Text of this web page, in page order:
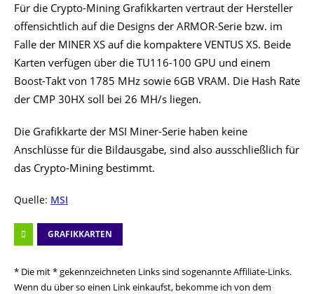
Für die Crypto-Mining Grafikkarten vertraut der Hersteller
offensichtlich auf die Designs der ARMOR-Serie bzw. im
Falle der MINER XS auf die kompaktere VENTUS XS. Beide
Karten verfügen über die TU116-100 GPU und einem
Boost-Takt von 1785 MHz sowie 6GB VRAM. Die Hash Rate
der CMP 30HX soll bei 26 MH/s liegen.
Die Grafikkarte der MSI Miner-Serie haben keine
Anschlüsse für die Bildausgabe, sind also ausschließlich für
das Crypto-Mining bestimmt.
Quelle: MSI
GRAFIKKARTEN
* Die mit * gekennzeichneten Links sind sogenannte Affiliate-Links.
Wenn du über so einen Link einkaufst, bekomme ich von dem